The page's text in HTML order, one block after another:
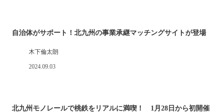
自治体がサポート！北九州の事業承継マッチングサイトが登場
木下倫太朗
2024.09.03
北九州モノレールで桃鉄をリアルに満喫！ 1月28日から初開催